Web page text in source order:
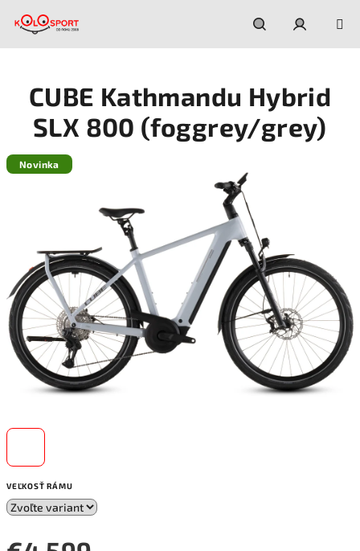
Hľadať
VEĽKOSŤ RÁMU
CUBE Kathmandu Hybrid
SLX 800 (foggrey/grey)
Novinka